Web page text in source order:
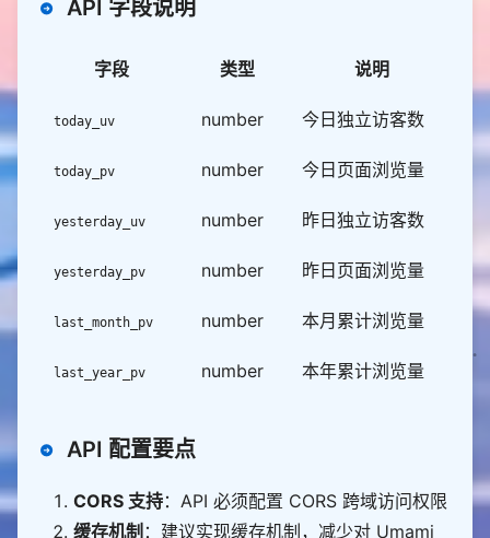
API 字段说明
字段 类型 说明
today_uv number 今日独立访客数
today_pv number 今日页面浏览量
yesterday_uv number 昨日独立访客数
yesterday_pv number 昨日页面浏览量
last_month_pv number 本月累计浏览量
last_year_pv number 本年累计浏览量
API 配置要点
CORS 支持：API 必须配置 CORS 跨域访问权限
缓存机制 ：建议实现缓存机制，减少对 Umami